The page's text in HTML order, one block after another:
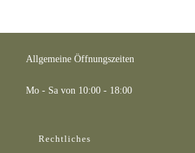
Allgemeine Öffnungszeiten
Mo - Sa von 10:00 - 18:00
Rechtliches